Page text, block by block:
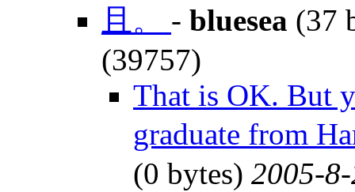
且。 - bluesea (37
(39757)
That is OK. But
graduate from
(0 bytes) 2005-